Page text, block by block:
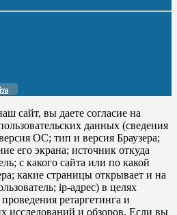
сайт, вы даете согласие на
данных (сведения
ОС; тип и версия Браузера;
его экрана; источник откуда
с какого сайта или по какой
какие страницы открывает и на
ip-адрес) в целях
ретаргетинга и
исследований и обзоров. Если вы